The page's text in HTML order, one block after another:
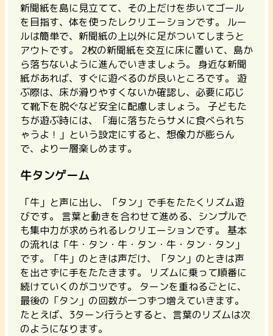
新聞紙を島に見立てて、その上だけを歩いてゴール
を目指す、体を使ったレクリエーションです。
ルー
ルは簡単で、新聞紙の上以外に足がついてしまうと
アウトです。 2枚の新聞紙を交互に床に置いて、島か
ら落ちないように進んでいきましょう。 身近な新聞
紙があれば、すぐに遊べるのが良いところです。
遊
ぶ際は、床が滑りやすくないか確認し、必要に応じ
て靴下を脱ぐなど安全に配慮しましょう。 子どもた
ちが遊ぶ時には、「海に落ちたらサメに食べられち
ゃうよ！」という設定にすると、想像力が膨らん
で、より一層楽しめます。
牛タンゲーム
「牛」と声に出し、「タン」で手をたたくリズム遊
びです。 言葉と動きを合わせて進める、シンプルで
も集中力が求められるレクリエーションです。
基本
の流れは「牛・タン・牛・タン・牛・タン・タン」
です。「牛」のときは声だけ、「タン」のときは声
を出さずに手をたたきます。 リズムに乗って順番に
続けていくのがコツです。 ターンを重ねるごとに、
最後の「タン」の回数が一つずつ増えていきます。
たとえば、3ターン行うとすると、言葉のリズムは次
のようになります。